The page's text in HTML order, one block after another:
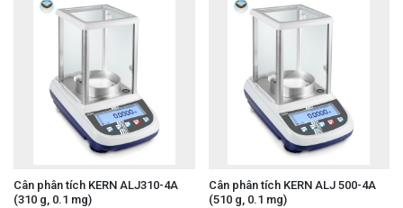
Cân phân tích KERN ALJ310-4A
(310 g, 0.1 mg)
Cân phân tích KERN ALJ 500-4A
(510 g, 0.1 mg)